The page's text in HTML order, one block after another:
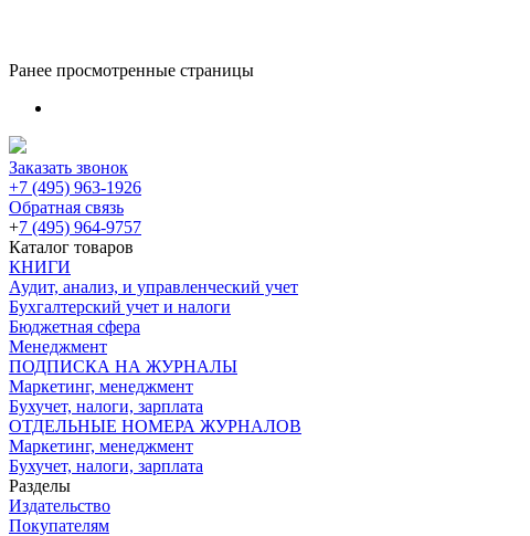
Ранее просмотренные страницы
Заказать звонок
+7 (495) 963-1926
Обратная связь
+7 (495) 964-9757
Каталог товаров
КНИГИ
Аудит, анализ, и управленческий учет
Бухгалтерский учет и налоги
Бюджетная сфера
Менеджмент
ПОДПИСКА НА ЖУРНАЛЫ
Маркетинг, менеджмент
Бухучет, налоги, зарплата
ОТДЕЛЬНЫЕ НОМЕРА ЖУРНАЛОВ
Маркетинг, менеджмент
Бухучет, налоги, зарплата
Разделы
Издательство
Покупателям